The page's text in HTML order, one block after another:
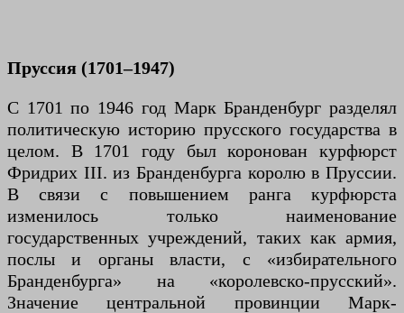
Пруссия (1701–1947)
С 1701 по 1946 год Марк Бранденбург разделял
политическую историю прусского государства в
целом. В 1701 году был коронован курфюрст
Фридрих III. из Бранденбурга королю в Пруссии.
В связи с повышением ранга курфюрста
изменилось только наименование
государственных учреждений, таких как армия,
послы и органы власти, с «избирательного
Бранденбурга» на «королевско-прусский».
Значение центральной провинции Марк-